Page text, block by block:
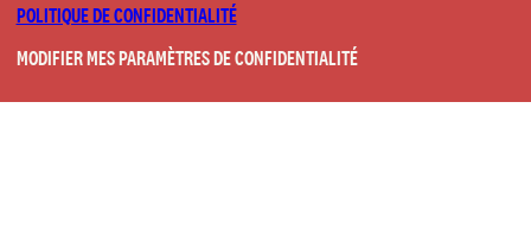
POLITIQUE DE CONFIDENTIALITÉ
MODIFIER MES PARAMÈTRES DE CONFIDENTIALITÉ